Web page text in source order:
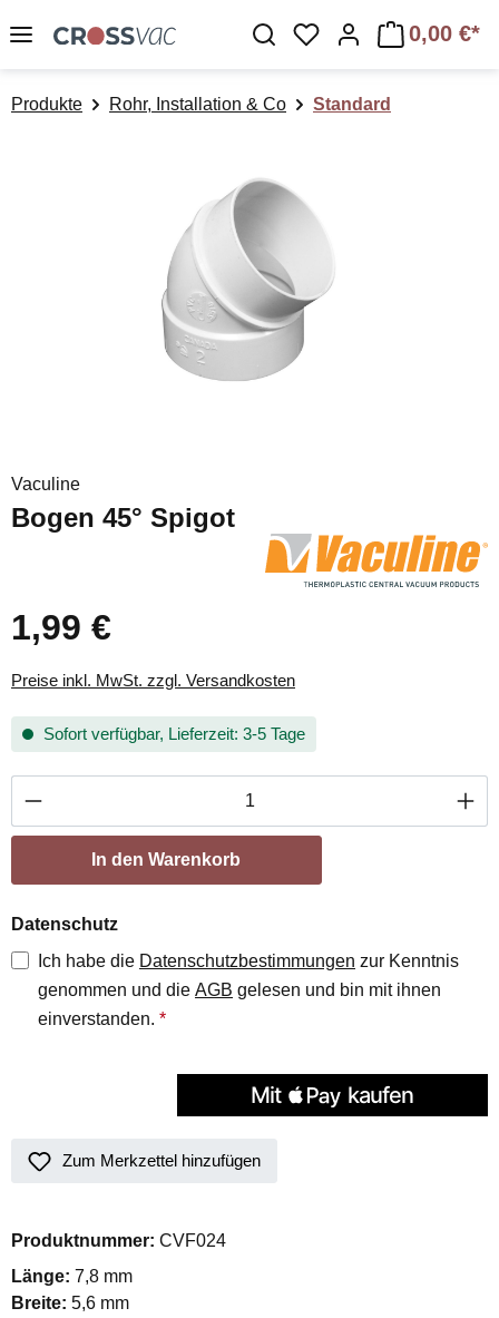
Zum Hauptinhalt springen Du hast 0 Produkte
0,00 €*
Produkte Rohr, Installation & Co Standard
Vaculine
Bogen 45° Spigot
1,99 €
Preise inkl. MwSt. zzgl. Versandkosten
Sofort verfügbar, Lieferzeit: 3-5 Tage
Produkt Anzahl: Gib den gewünschten
In den Warenkorb
Datenschutz
Ich habe die Datenschutzbestimmungen zur Kenntnis
genommen und die AGB gelesen und bin mit ihnen
einverstanden. *
Zum Merkzettel hinzufügen
Produktnummer: CVF024
Länge: 7,8 mm
Breite: 5,6 mm